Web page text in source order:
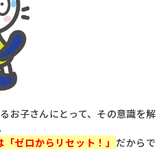
お子さんにとって、その意識を解
ゼロからリセット！」 だからで